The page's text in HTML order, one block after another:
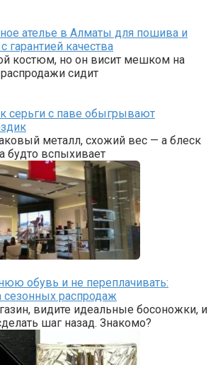
ателье в Алматы для пошива и
качества
костюм, но он висит мешком на
сидит
серьги с паве обыгрывают
металл, схожий вес — а блеск
будто вспыхивает
обувь и не переплачивать:
распродаж
видите идеальные босоножки, и
шаг назад. Знакомо?